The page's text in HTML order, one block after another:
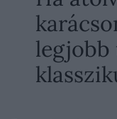
legjobb